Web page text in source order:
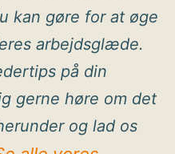
kan gøre for at øge
arbejdsglæde.
på din
gerne høre om det
og lad os